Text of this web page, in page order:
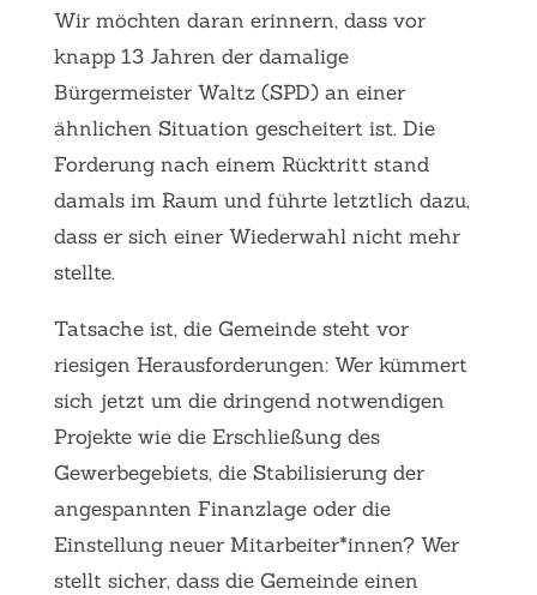
Wir möchten daran erinnern, dass vor
knapp 13 Jahren der damalige
Bürgermeister Waltz (SPD) an einer
ähnlichen Situation gescheitert ist. Die
Forderung nach einem Rücktritt stand
damals im Raum und führte letztlich dazu,
dass er sich einer Wiederwahl nicht mehr
stellte.
Tatsache ist, die Gemeinde steht vor
riesigen Herausforderungen: Wer kümmert
sich jetzt um die dringend notwendigen
Projekte wie die Erschließung des
Gewerbegebiets, die Stabilisierung der
angespannten Finanzlage oder die
Einstellung neuer Mitarbeiter*innen? Wer
stellt sicher, dass die Gemeinde einen